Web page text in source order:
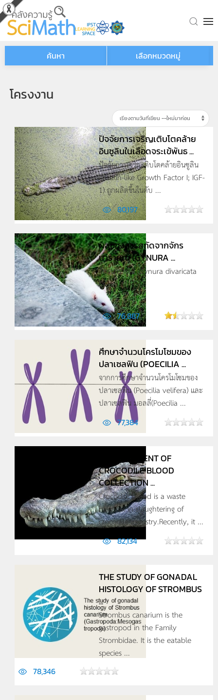
Skip to main content
ค้นหา เลือกหมวดหมู่
โครงงาน
ปัจจัยการเจริญเติบโตคล้าย
อินซูลินในเลือดจระเข้พันธ ...
ปัจจัยการเจริญเติบโตคล้ายอินซูลิน
(Insulin-like Growth Factor I; IGF-
1) ถูกผลิตขึ้นในตับ ...
80,197
ผลของสารสกัดจากจักร
นารายณ์ (GYNURA ...
จักรนารายณ์ (Gynura divaricata
DC.) ...
76,887
ศึกษาจำนวนโครโมโซมของ
ปลาเซลฟิน (POECILIA ...
จากการศึกษาจำนวนโครโมโซมของ
ปลาเซลฟิน (Poecilia velifera) และ
ปลาเซลฟิน มอลลี่(Poecilia ...
77,384
DEVELOPMENT OF
CROCODILE BLOOD
COLLECTION ...
Crocodile blood is a waste
material in slaughtering of
crocodile industry.Recently, it ...
82,134
THE STUDY OF GONADAL
HISTOLOGY OF STROMBUS
...
Strombus canarium is the
gastropod in the Family
Strombidae. It is the eatable
species ...
78,346